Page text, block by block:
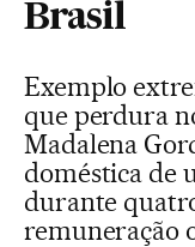
Brasil
Exemplo
que perdura
Madalena
doméstica de
durante
remuneração